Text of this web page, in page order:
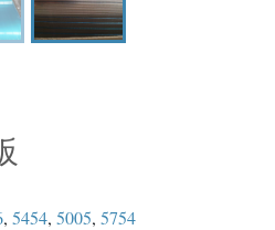
, 5454, 5005, 5754